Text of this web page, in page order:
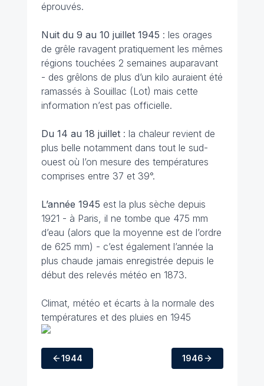
éprouvés.
Nuit du 9 au 10 juillet 1945 : les orages
de grêle ravagent pratiquement les mêmes
régions touchées 2 semaines auparavant
- des grêlons de plus d’un kilo auraient été
ramassés à Souillac (Lot) mais cette
information n’est pas officielle.
Du 14 au 18 juillet : la chaleur revient de
plus belle notamment dans tout le sud-
ouest où l’on mesure des températures
comprises entre 37 et 39°.
L’année 1945 est la plus sèche depuis
1921 - à Paris, il ne tombe que 475 mm
d’eau (alors que la moyenne est de l’ordre
de 625 mm) - c’est également l’année la
plus chaude jamais enregistrée depuis le
début des relevés météo en 1873.
Climat, météo et écarts à la normale des
températures et des pluies en 1945
1944 1946